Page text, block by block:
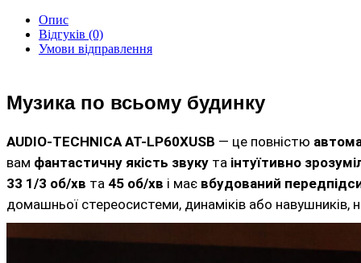
Опис
Відгуків (0)
Умови відправлення
Музика по всьому будинку
AUDIO-TECHNICA AT-LP60XUSB — це повністю
вам фантастичну якість звуку та інтуїтивно
33 1/3 об/хв та 45 об/хв і має вбудований
домашньої стереосистеми, динаміків або